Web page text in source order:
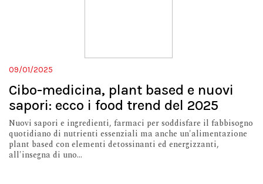
09/01/2025
Cibo-medicina, plant based e nuovi
sapori: ecco i food trend del 2025
Nuovi sapori e ingredienti, farmaci per soddisfare il fabbisogno
quotidiano di nutrienti essenziali ma anche un'alimentazione
plant based con elementi detossinanti ed energizzanti,
all'insegna di uno...